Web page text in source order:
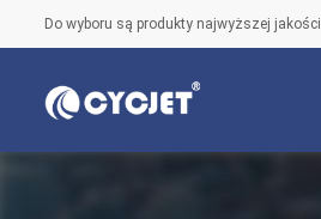
Do wyboru są produkty najwyższej jakości